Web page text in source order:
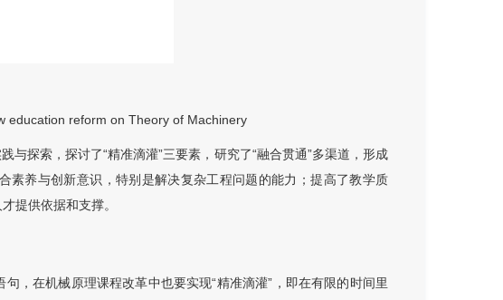
education reform on Theory of Machinery
探索，探讨了“精准滴灌”三要素，研究了“融合贯通”多渠道，形成
素养与创新意识，特别是解决复杂工程问题的能力；提高了教学质
提供依据和支撑。
，在机械原理课程改革中也要实现“精准滴灌”，即在有限的时间里